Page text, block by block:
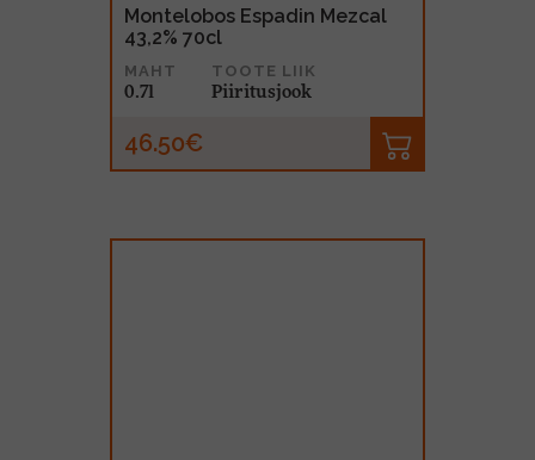
Montelobos Espadin Mezcal
43,2% 70cl
MAHT
0.7l
TOOTE LIIK
Piiritusjook
46.50€